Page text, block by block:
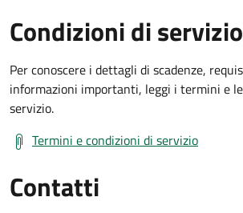
Condizioni di servizio
Per conoscere i dettagli di scadenze,
informazioni importanti, leggi i termini e
servizio.
Termini e condizioni di servizio
Contatti